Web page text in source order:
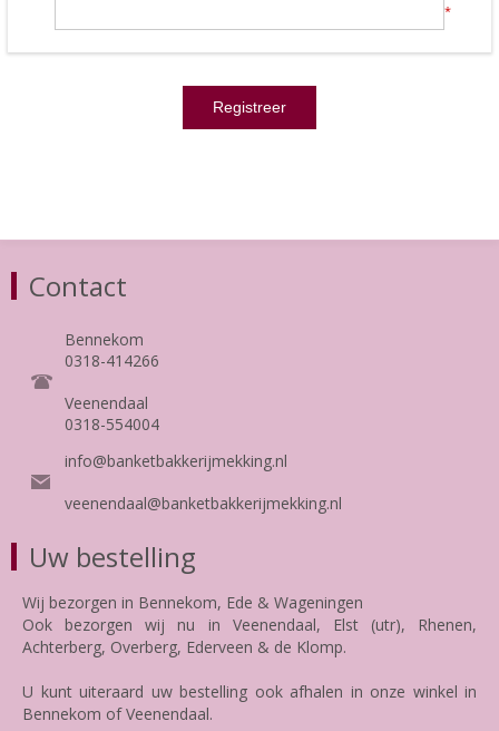
*
Contact
Bennekom
0318-414266
Veenendaal
0318-554004
info@banketbakkerijmekking.nl
veenendaal@banketbakkerijmekking.nl
Uw bestelling
Wij bezorgen in Bennekom, Ede & Wageningen
Ook bezorgen wij nu in Veenendaal, Elst (utr), Rhenen,
Achterberg, Overberg, Ederveen & de Klomp.
U kunt uiteraard uw bestelling ook afhalen in onze winkel in
Bennekom of Veenendaal.